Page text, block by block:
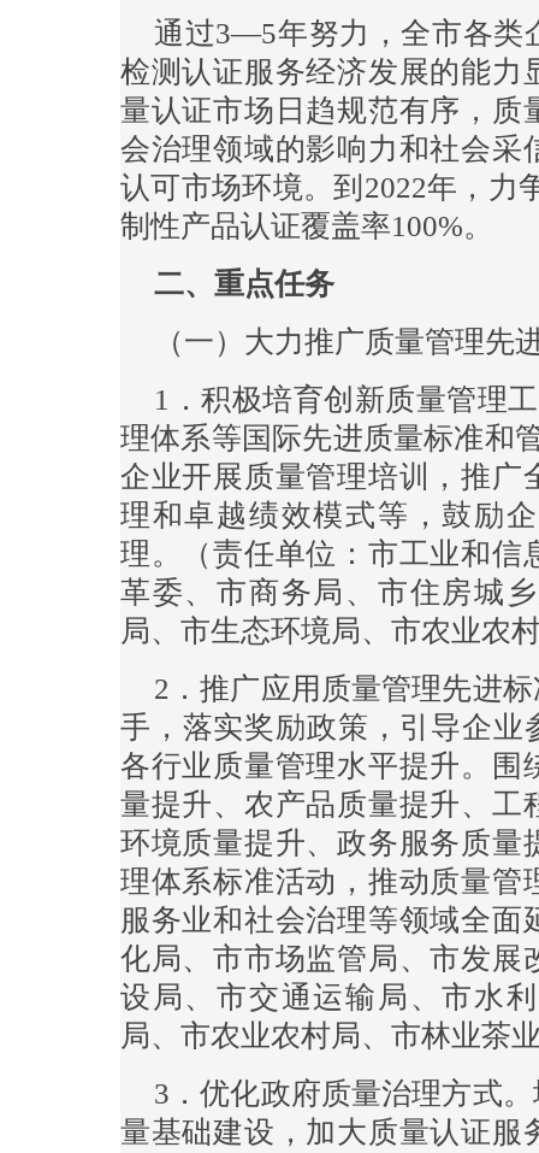
通过3—5年努力，全市各类
检测认证服务经济发展的能力
量认证市场日趋规范有序，质
会治理领域的影响力和社会采
认可市场环境。到2022年，力
制性产品认证覆盖率100%。
二、重点任务
（一）大力推广质量管理先
1．积极培育创新质量管理
理体系等国际先进质量标准和
企业开展质量管理培训，推广
理和卓越绩效模式等，鼓励
理。（责任单位：市工业和信
革委、市商务局、市住房城
局、市生态环境局、市农业农
2．推广应用质量管理先进
手，落实奖励政策，引导企业
各行业质量管理水平提升。围
量提升、农产品质量提升、工
环境质量提升、政务服务质量
理体系标准活动，推动质量管
服务业和社会治理等领域全
化局、市市场监管局、市发展
设局、市交通运输局、市水
局、市农业农村局、市林业茶
3．优化政府质量治理方式
量基础建设，加大质量认证服